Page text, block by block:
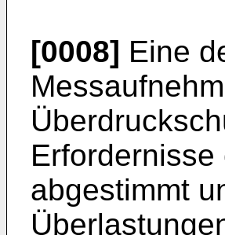
[0008] Eine
abgestimmt